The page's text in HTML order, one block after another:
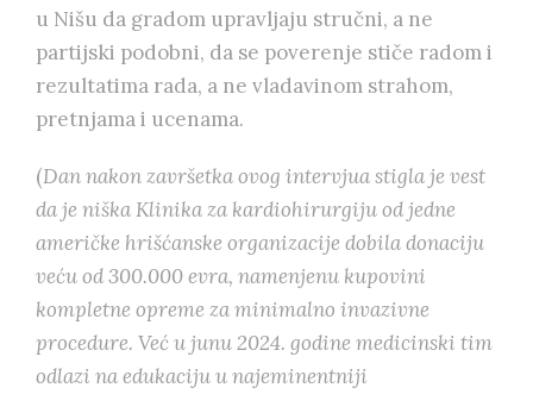
u Nišu da gradom upravljaju stručni, a ne
partijski podobni, da se poverenje stiče radom i
rezultatima rada, a ne vladavinom strahom,
pretnjama i ucenama.
(Dan nakon završetka ovog intervjua stigla je vest
da je niška Klinika za kardiohirurgiju od jedne
američke hrišćanske organizacije dobila donaciju
veću od 300.000 evra, namenjenu kupovini
kompletne opreme za minimalno invazivne
procedure. Već u junu 2024. godine medicinski tim
odlazi na edukaciju u najeminentniji